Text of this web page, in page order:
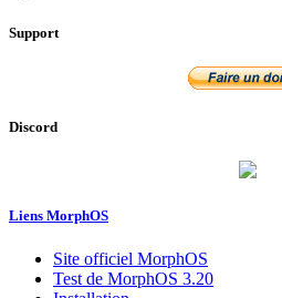
Support
Discord
Liens MorphOS
Site officiel MorphOS
Test de MorphOS 3.20